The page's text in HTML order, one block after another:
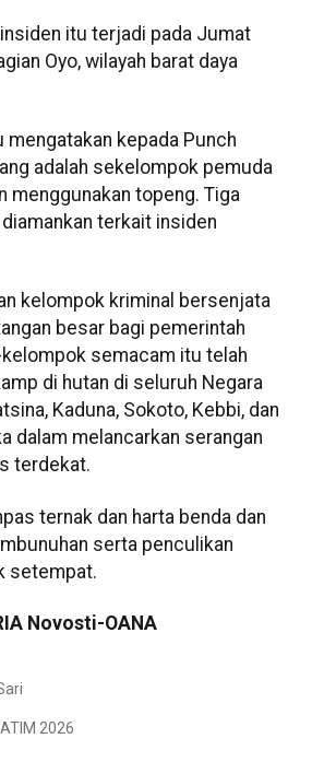
itu terjadi pada Jumat
Oyo, wilayah barat daya
mengatakan kepada Punch
adalah sekelompok pemuda
menggunakan topeng. Tiga
terkait insiden
kelompok kriminal bersenjata
besar bagi pemerintah
semacam itu telah
di hutan di seluruh Negara
Kaduna, Sokoto, Kebbi, dan
dalam melancarkan serangan
terdekat.
ternak dan harta benda dan
serta penculikan
setempat.
Novosti-OANA
2026